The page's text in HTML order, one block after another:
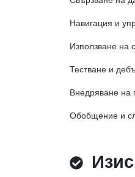
Навигация и
Използване на
Тестване и
Внедряване на
Обобщение и